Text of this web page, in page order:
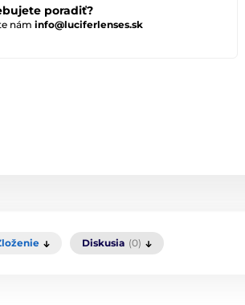
poradiť?
nám info@luciferlenses.sk
Diskusia (0)